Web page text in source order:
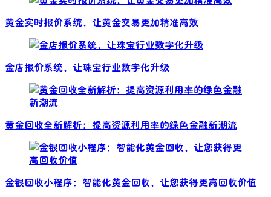
黄金实时报价系统，让黄金交易更加精准高效
金店报价系统，让珠宝行业数字化升级
黄金回收全新解析：提高资源利用率的绿色金融新潮流
金银回收小程序：智能化黄金回收，让您获得更高回收价值